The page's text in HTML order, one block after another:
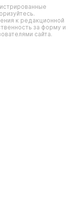
к редакционной
за форму и
сайта.